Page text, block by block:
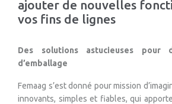
ajouter de nouvelles
vos fins de lignes
Des solutions astucieuses pour
d’emballage
Femaag s’est donné pour mission
innovants, simples et fiables, qui